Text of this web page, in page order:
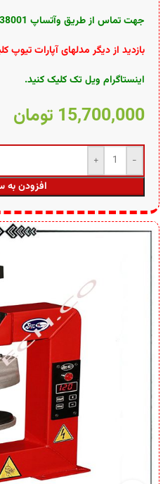
جهت تماس از طریق وآتساپ 09358138001 کلیک کنید.
بازدید از دیگر مدلهای آپارات تیوپ
اینستاگرام ویل تک کلیک کنید.
15,700,000 تومان
افزودن به